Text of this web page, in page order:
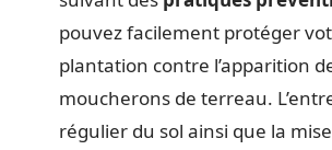
pouvez facilement protéger
plantation contre l’apparition
moucherons de terreau.
régulier du sol ainsi que la